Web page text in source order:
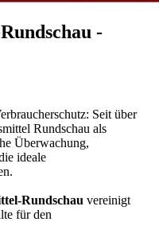
-
Seit über
Rundschau als
Überwachung,
ideale
Rundschau vereinigt
für den